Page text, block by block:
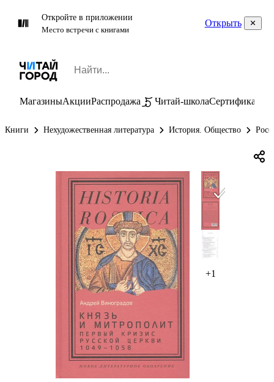
Откройте в приложении
Место встречи с книгами
Открыть
МагазиныАкцииРаспродажа Читай-школаСертификаты
Книги Нехудожественная литература История. Общество
+1